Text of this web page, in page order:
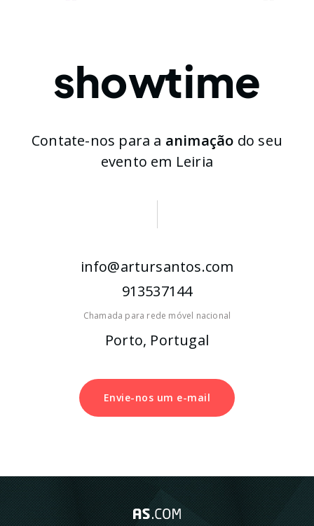
showtime
Contate-nos para a animação do seu
evento em Leiria
info@artursantos.com
913537144
Chamada para rede móvel nacional
Porto, Portugal
Envie-nos um e-mail